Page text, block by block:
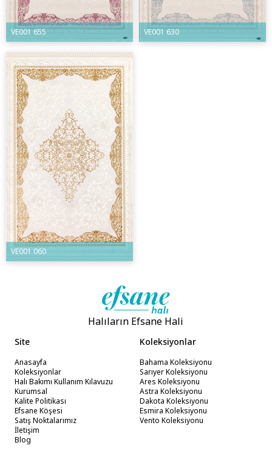
VE001 655 VE001 630
VE001 060
Halıların Efsane Hali
Site
Anasayfa
Koleksiyonlar
Halı Bakımı Kullanım Kılavuzu
Kurumsal
Kalite Politikası
Efsane Köşesi
Satış Noktalarımız
İletişim
Blog
Koleksiyonlar
Bahama Koleksiyonu
Sarıyer Koleksiyonu
Ares Koleksiyonu
Astra Koleksiyonu
Dakota Koleksiyonu
Esmira Koleksiyonu
Vento Koleksiyonu